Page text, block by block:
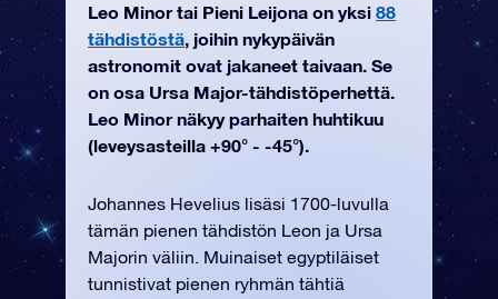
Leo Minor tai Pieni Leijona on yksi 88
tähdistöstä, joihin nykypäivän
astronomit ovat jakaneet taivaan. Se
on osa Ursa Major-tähdistöperhettä.
Leo Minor näkyy parhaiten huhtikuu
(leveysasteilla +90° - -45°).
Johannes Hevelius lisäsi 1700-luvulla
tämän pienen tähdistön Leon ja Ursa
Majorin väliin. Muinaiset egyptiläiset
tunnistivat pienen ryhmän tähtiä